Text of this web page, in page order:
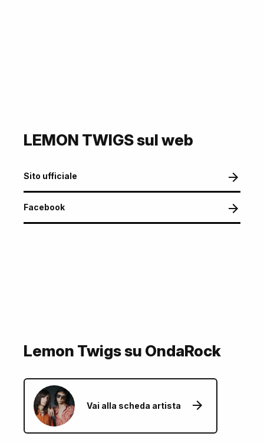
LEMON TWIGS sul web
Sito ufficiale
Facebook
Lemon Twigs su OndaRock
Vai alla scheda artista